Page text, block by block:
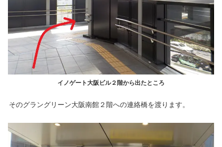
イノゲート大阪ビル２階から出たところ
そのグラングリーン大阪南館２階への連絡橋を渡ります。